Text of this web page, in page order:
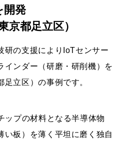
開発
京都足立区）
研の支援によりIoTセンサー
インダー（研磨・研削機）を
立区）の事例です。
ップの材料となる半導体物
い板）を薄く平坦に磨く独自